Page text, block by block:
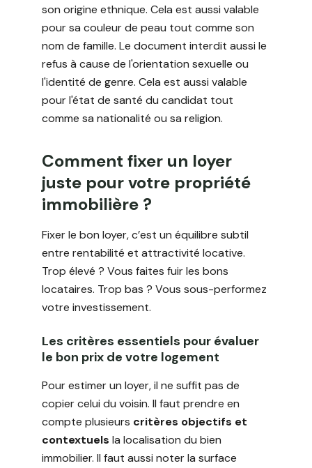
son origine ethnique. Cela est aussi valable
pour sa couleur de peau tout comme son
nom de famille. Le document interdit aussi le
refus à cause de l'orientation sexuelle ou
l'identité de genre. Cela est aussi valable
pour l'état de santé du candidat tout
comme sa nationalité ou sa religion.
Comment fixer un loyer
juste pour votre propriété
immobilière ?
Fixer le bon loyer, c’est un équilibre subtil
entre rentabilité et attractivité locative.
Trop élevé ? Vous faites fuir les bons
locataires. Trop bas ? Vous sous-performez
votre investissement.
Les critères essentiels pour évaluer
le bon prix de votre logement
Pour estimer un loyer, il ne suffit pas de
copier celui du voisin. Il faut prendre en
compte plusieurs critères objectifs et
contextuels la localisation du bien
immobilier. Il faut aussi noter la surface